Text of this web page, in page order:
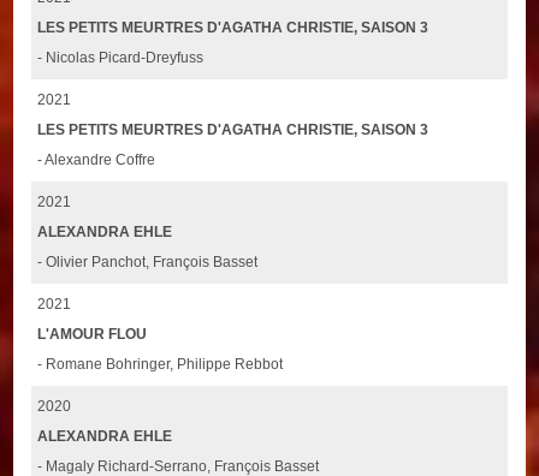
LES PETITS MEURTRES D'AGATHA CHRISTIE, SAISON 3
- Nicolas Picard-Dreyfuss
2021
LES PETITS MEURTRES D'AGATHA CHRISTIE, SAISON 3
- Alexandre Coffre
2021
ALEXANDRA EHLE
- Olivier Panchot, François Basset
2021
L'AMOUR FLOU
- Romane Bohringer, Philippe Rebbot
2020
ALEXANDRA EHLE
- Magaly Richard-Serrano, François Basset